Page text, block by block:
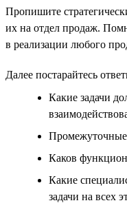
Пропишите
их на отдел продаж.
в реализации любого
Далее постарайтесь
Какие задачи
Промежуточные
Каков
Какие
задачи на всех